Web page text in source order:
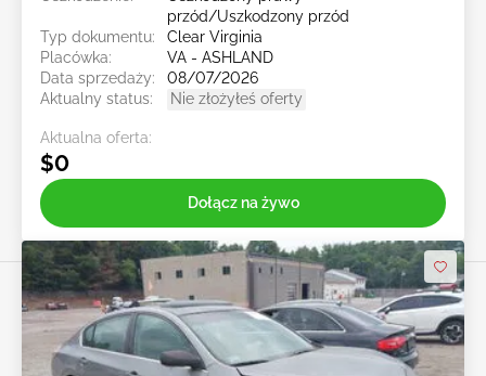
przód/Uszkodzony przód
Typ dokumentu:
Clear Virginia
Placówka:
VA - ASHLAND
Data sprzedaży:
08/07/2026
Aktualny status:
Nie złożyłeś oferty
Aktualna oferta:
$0
Dołącz na żywo